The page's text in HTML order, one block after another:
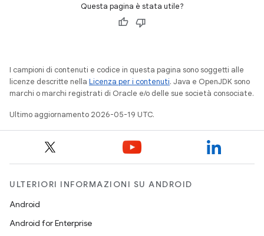
Questa pagina è stata utile?
I campioni di contenuti e codice in questa pagina sono soggetti alle
licenze descritte nella Licenza per i contenuti. Java e OpenJDK sono
marchi o marchi registrati di Oracle e/o delle sue società consociate.
Ultimo aggiornamento 2026-05-19 UTC.
ULTERIORI INFORMAZIONI SU ANDROID
Android
Android for Enterprise